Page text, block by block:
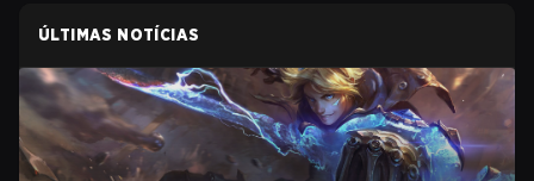
ÚLTIMAS NOTÍCIAS